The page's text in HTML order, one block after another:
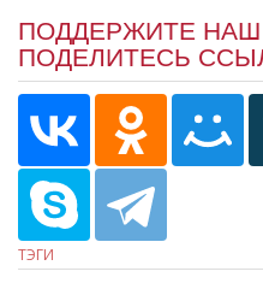
ПОДДЕРЖИТЕ НАШ
ПОДЕЛИТЕСЬ
ТЭГИ